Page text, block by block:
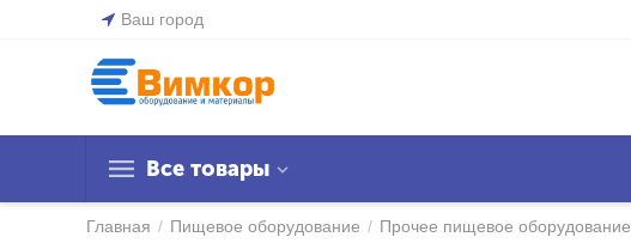
Ваш город
Все товары
Главная / Пищевое оборудование / Прочее пищевое оборудование